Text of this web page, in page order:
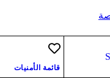
قائمة الأمنيات